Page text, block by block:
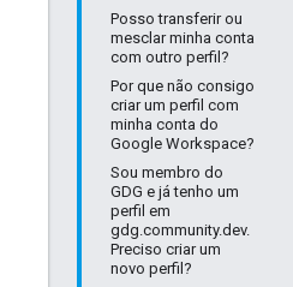
Posso transferir ou
mesclar minha conta
com outro perfil?
Por que não consigo
criar um perfil com
minha conta do
Google Workspace?
Sou membro do
GDG e já tenho um
perfil em
gdg.community.dev.
Preciso criar um
novo perfil?